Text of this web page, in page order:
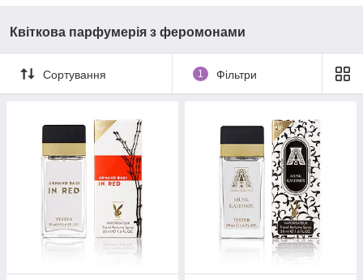
Квіткова парфумерія з феромонами
Сортування 1 Фільтри